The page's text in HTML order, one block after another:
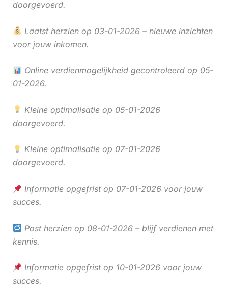
doorgevoerd.
Laatst herzien op 03-01-2026 – nieuwe inzichten
voor jouw inkomen.
Online verdienmogelijkheid gecontroleerd op 05-
01-2026.
Kleine optimalisatie op 05-01-2026
doorgevoerd.
Kleine optimalisatie op 07-01-2026
doorgevoerd.
Informatie opgefrist op 07-01-2026 voor jouw
succes.
Post herzien op 08-01-2026 – blijf verdienen met
kennis.
Informatie opgefrist op 10-01-2026 voor jouw
succes.